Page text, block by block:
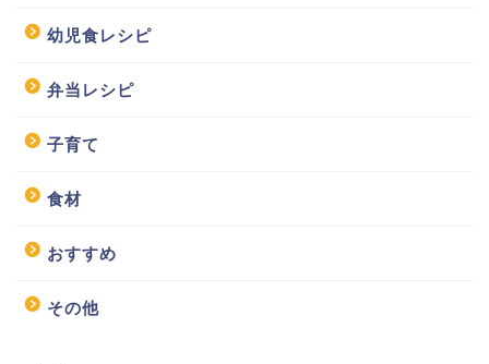
幼児食レシピ
弁当レシピ
子育て
食材
おすすめ
その他